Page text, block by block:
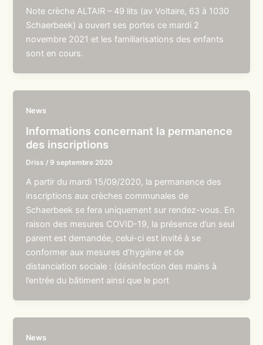
Note crèche ALTAIR – 49 lits (av Voltaire, 63 à 1030
Schaerbeek) a ouvert ses portes ce mardi 2
novembre 2021 et les familiarisations des enfants
sont en cours.
News
Informations concernant la permanence
des inscriptions
Driss / 9 septembre 2020
A partir du mardi 15/09/2020, la permanence des
inscriptions aux crèches communales de
Schaerbeek se fera uniquement sur rendez-vous. En
raison des mesures COVID-19, la présence d’un seul
parent est demandée, celui-ci est invité à se
conformer aux mesures d’hygiène et de
distanciation sociale : (désinfection des mains à
l’entrée du bâtiment ainsi que le port
News